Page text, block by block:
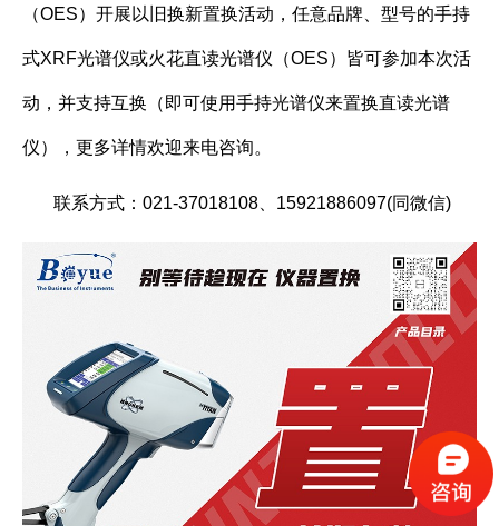
（OES）开展以旧换新置换活动，任意品牌、型号的手持
式XRF光谱仪或火花直读光谱仪（OES）皆可参加本次活
动，并支持互换（即可使用手持光谱仪来置换直读光谱
仪），更多详情欢迎来电咨询。
联系方式：021-37018108、15921886097(同微信)